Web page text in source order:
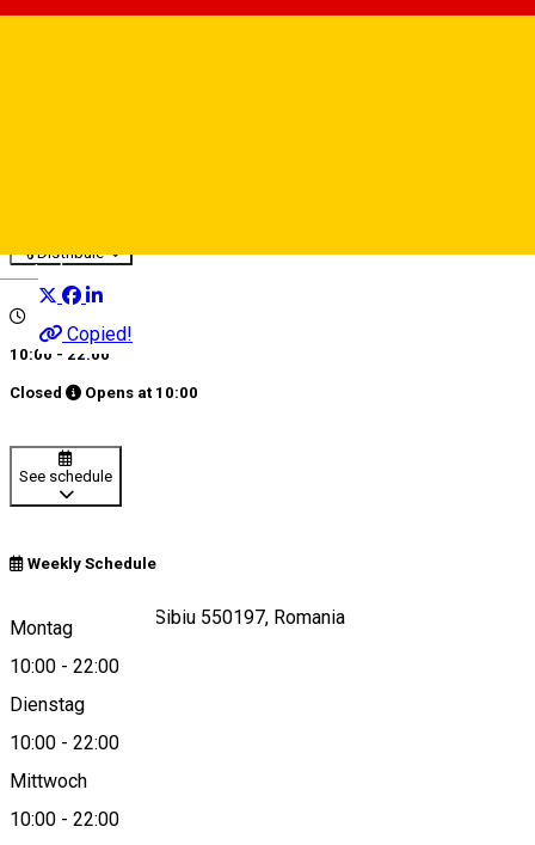
Deutsch
Distribuie
Copied!
10:00 - 22:00
Closed Opens at 10:00
See schedule
Weekly Schedule
Montag
10:00 - 22:00
Dienstag
10:00 - 22:00
Mittwoch
10:00 - 22:00
Strada Ludoș 31, Sibiu 550197, Romania
View on map